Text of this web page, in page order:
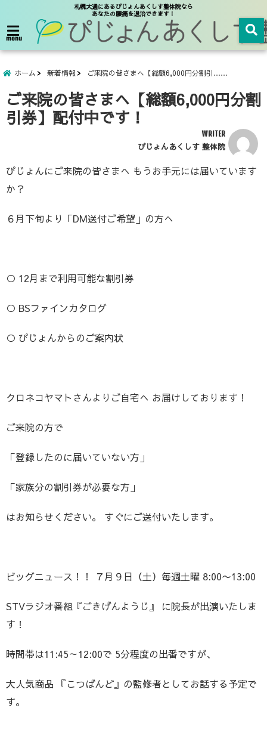
札幌大通にあるぴじょんあくしす整体院なら
あなたの腰痛を退治できます！
menu
ホーム 新着情報 ご来院の皆さまへ【総額6,000円分割引……
ご来院の皆さまへ【総額6,000円分割
引券】配付中です！
WRITER
ぴじょんあくしす 整体院
ぴじょんにご来院の皆さまへ もうお手元には届いています
か？
６月下旬より「DM送付ご希望」の方へ
○ 12月まで利用可能な割引券
○ BSファインカタログ
○ ぴじょんからのご案内状
クロネコヤマトさんよりご自宅へ お届けしております！
ご来院の方で
「登録したのに届いていない方」
「家族分の割引券が必要な方」
はお知らせください。 すぐにご送付いたします。
ビッグニュース！！ ７月９日（土）毎週土曜 8:00〜13:00
STVラジオ番組『ごきげんようじ』 に院長が出演いたしま
す！
時間帯は11:45～12:00で 5分程度の出番ですが、
大人気商品 『こつばんど』の監修者としてお話する予定で
す。